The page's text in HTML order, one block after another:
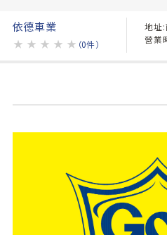
依德車業
★ ★ ★ ★ ★ （0件）
地址
營業